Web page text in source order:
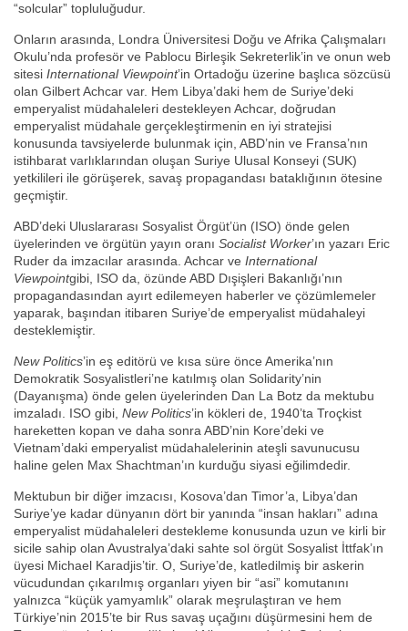
“solcular” topluluğudur.
Onların arasında, Londra Üniversitesi Doğu ve Afrika Çalışmaları
Okulu’nda profesör ve Pablocu Birleşik Sekreterlik’in ve onun web
sitesi International Viewpoint’in Ortadoğu üzerine başlıca sözcüsü
olan Gilbert Achcar var. Hem Libya’daki hem de Suriye’deki
emperyalist müdahaleleri destekleyen Achcar, doğrudan
emperyalist müdahale gerçekleştirmenin en iyi stratejisi
konusunda tavsiyelerde bulunmak için, ABD’nin ve Fransa’nın
istihbarat varlıklarından oluşan Suriye Ulusal Konseyi (SUK)
yetkilileri ile görüşerek, savaş propagandası bataklığının ötesine
geçmiştir.
ABD’deki Uluslararası Sosyalist Örgüt’ün (ISO) önde gelen
üyelerinden ve örgütün yayın oranı Socialist Worker’ın yazarı Eric
Ruder da imzacılar arasında. Achcar ve International
Viewpointgibi, ISO da, özünde ABD Dışişleri Bakanlığı’nın
propagandasından ayırt edilemeyen haberler ve çözümlemeler
yaparak, başından itibaren Suriye’de emperyalist müdahaleyi
desteklemiştir.
New Politics’in eş editörü ve kısa süre önce Amerika’nın
Demokratik Sosyalistleri’ne katılmış olan Solidarity’nin
(Dayanışma) önde gelen üyelerinden Dan La Botz da mektubu
imzaladı. ISO gibi, New Politics’in kökleri de, 1940’ta Troçkist
hareketten kopan ve daha sonra ABD’nin Kore’deki ve
Vietnam’daki emperyalist müdahalelerinin ateşli savunucusu
haline gelen Max Shachtman’ın kurduğu siyasi eğilimdedir.
Mektubun bir diğer imzacısı, Kosova’dan Timor’a, Libya’dan
Suriye’ye kadar dünyanın dört bir yanında “insan hakları” adına
emperyalist müdahaleleri destekleme konusunda uzun ve kirli bir
sicile sahip olan Avustralya’daki sahte sol örgüt Sosyalist İttfak’ın
üyesi Michael Karadjis’tir. O, Suriye’de, katledilmiş bir askerin
vücudundan çıkarılmış organları yiyen bir “asi” komutanını
yalnızca “küçük yamyamlık” olarak meşrulaştıran ve hem
Türkiye’nin 2015’te bir Rus savaş uçağını düşürmesini hem de